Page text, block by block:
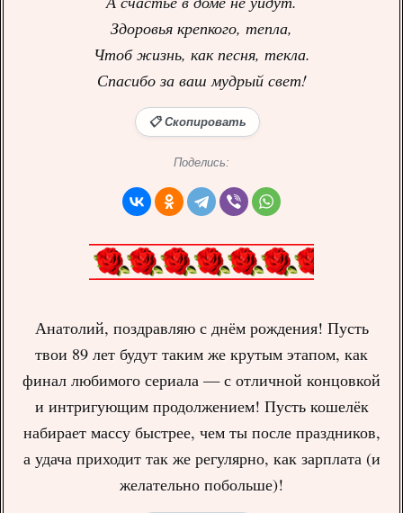
Здоровья крепкого, тепла,
Чтоб жизнь, как песня, текла.
Спасибо за ваш мудрый свет!
📋 Скопировать
Поделись:
Анатолий, поздравляю с днём рождения! Пусть
твои 89 лет будут таким же крутым этапом, как
финал любимого сериала — с отличной концовкой
и интригующим продолжением! Пусть кошелёк
набирает массу быстрее, чем ты после праздников,
а удача приходит так же регулярно, как зарплата (и
желательно побольше)!